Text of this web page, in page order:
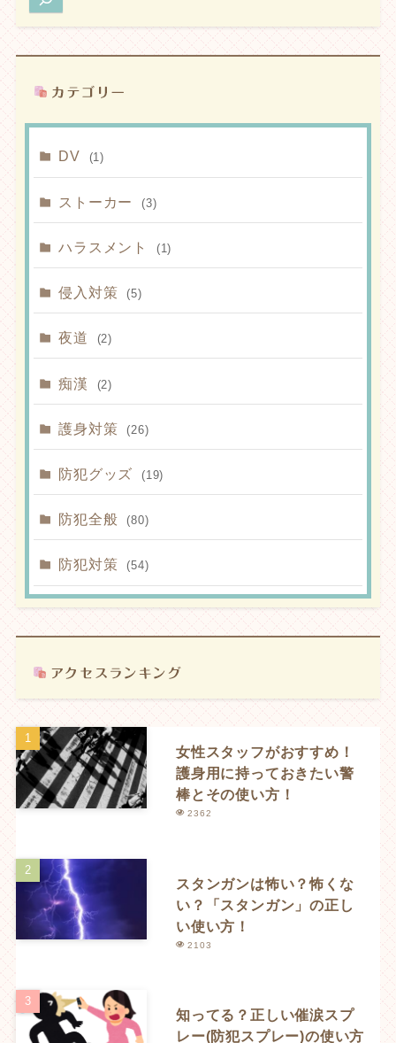
DV (1)
ストーカー (3)
ハラスメント (1)
侵入対策 (5)
夜道 (2)
痴漢 (2)
護身対策 (26)
防犯グッズ (19)
防犯全般 (80)
防犯対策 (54)
女性スタッフがおすすめ！
護身用に持っておきたい警
棒とその使い方！
2362
スタンガンは怖い？怖くな
い？「スタンガン」の正し
い使い方！
2103
知ってる？正しい催涙スプ
レー(防犯スプレー)の使い方